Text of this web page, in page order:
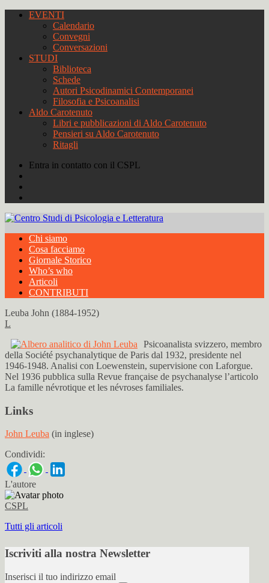
EVENTI
Calendario
Convegni
Conversazioni
STUDI
Biblioteca
Schede
Autori Psicodinamici Contemporanei
Filosofia e Psicoanalisi
Aldo Carotenuto
Libri e pubblicazioni di Aldo Carotenuto
Pensieri su Aldo Carotenuto
Ritagli
Entra in contatto con il CSPL
Chi siamo
Cosa facciamo
Giornale Storico
Who’s who
Articoli
CONTRIBUTI
Leuba John (1884-1952)
L
Psicoanalista svizzero, membro
della Société psychanalytique de Paris dal 1932, presidente nel
1946-1948. Analisi con Loewenstein, supervisione con Laforgue.
Nel 1936 pubblica sulla Revue française de psychanalyse l’articolo
La famille névrotique et les névroses familiales.
Links
John Leuba (in inglese)
Condividi:
L'autore
CSPL
Tutti gli articoli
Iscriviti alla nostra Newsletter
Inserisci il tuo indirizzo email